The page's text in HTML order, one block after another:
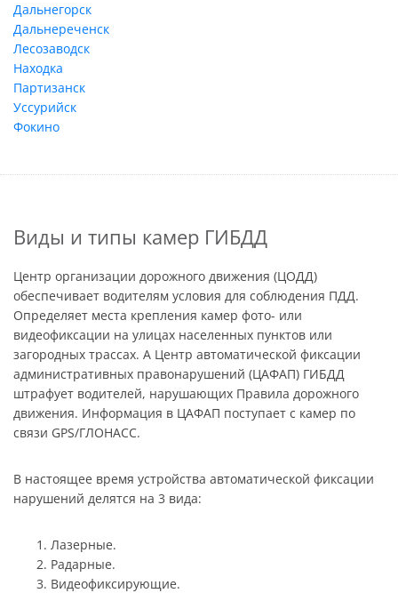
Дальнегорск
Дальнереченск
Лесозаводск
Находка
Партизанск
Уссурийск
Фокино
Виды и типы камер ГИБДД
Центр организации дорожного движения (ЦОДД)
обеспечивает водителям условия для соблюдения ПДД.
Определяет места крепления камер фото- или
видеофиксации на улицах населенных пунктов или
загородных трассах. А Центр автоматической фиксации
административных правонарушений (ЦАФАП) ГИБДД
штрафует водителей, нарушающих Правила дорожного
движения. Информация в ЦАФАП поступает с камер по
связи GPS/ГЛОНАСС.
В настоящее время устройства автоматической фиксации
нарушений делятся на 3 вида:
Лазерные.
Радарные.
Видеофиксирующие.